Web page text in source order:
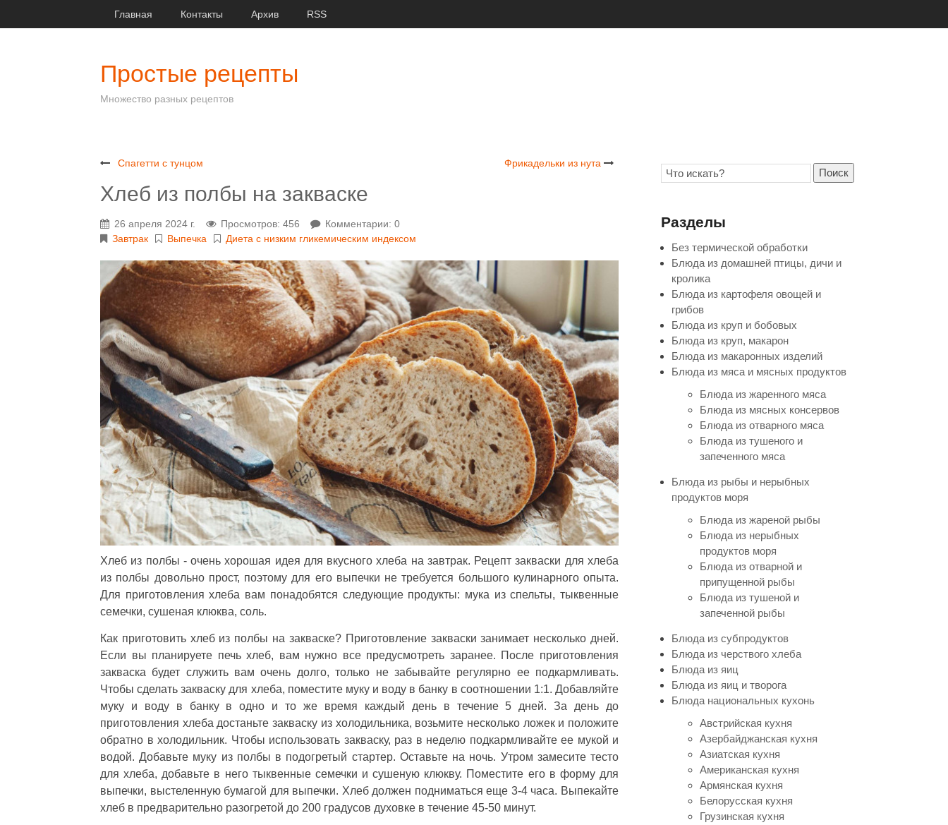
Главная Контакты Архив RSS
Простые рецепты
Множество разных рецептов
Спагетти с тунцом Фрикадельки из нута
Хлеб из полбы на закваске
26 апреля 2024 г. Просмотров: 456
Комментарии: 0
Завтрак
Выпечка Диета с низким гликемическим индексом
Хлеб из полбы - очень хорошая идея для вкусного хлеба на завтрак. Рецепт закваски для хлеба
из полбы довольно прост, поэтому для его выпечки не требуется большого кулинарного опыта.
Для приготовления хлеба вам понадобятся следующие продукты: мука из спельты, тыквенные
семечки, сушеная клюква, соль.
Как приготовить хлеб из полбы на закваске? Приготовление закваски занимает несколько дней.
Если вы планируете печь хлеб, вам нужно все предусмотреть заранее. После приготовления
закваска будет служить вам очень долго, только не забывайте регулярно ее подкармливать.
Чтобы сделать закваску для хлеба, поместите муку и воду в банку в соотношении 1:1. Добавляйте
муку и воду в банку в одно и то же время каждый день в течение 5 дней. За день до
приготовления хлеба достаньте закваску из холодильника, возьмите несколько ложек и положите
обратно в холодильник. Чтобы использовать закваску, раз в неделю подкармливайте ее мукой и
водой. Добавьте муку из полбы в подогретый стартер. Оставьте на ночь. Утром замесите тесто
для хлеба, добавьте в него тыквенные семечки и сушеную клюкву. Поместите его в форму для
выпечки, выстеленную бумагой для выпечки. Хлеб должен подниматься еще 3-4 часа. Выпекайте
хлеб в предварительно разогретой до 200 градусов духовке в течение 45-50 минут.
Поиск
Разделы
Без термической обработки
Блюда из домашней птицы, дичи и
кролика
Блюда из картофеля овощей и
грибов
Блюда из круп и бобовых
Блюда из круп, макарон
Блюда из макаронных изделий
Блюда из мяса и мясных продуктов
Блюда из жаренного мяса
Блюда из мясных консервов
Блюда из отварного мяса
Блюда из тушеного и
запеченного мяса
Блюда из рыбы и нерыбных
продуктов моря
Блюда из жареной рыбы
Блюда из нерыбных
продуктов моря
Блюда из отварной и
припущенной рыбы
Блюда из тушеной и
запеченной рыбы
Блюда из субпродуктов
Блюда из черствого хлеба
Блюда из яиц
Блюда из яиц и творога
Блюда национальных кухонь
Австрийская кухня
Азербайджанская кухня
Азиатская кухня
Американская кухня
Армянская кухня
Белорусская кухня
Грузинская кухня